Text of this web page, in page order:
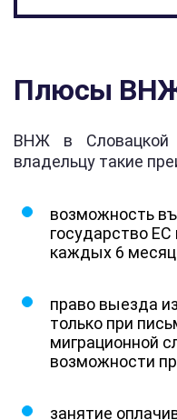
Плюсы
ВНЖ в Словацкой
владельцу такие
возможность
государство ЕС
каждых 6
право выезда
только при
миграционной
возможности
занятие